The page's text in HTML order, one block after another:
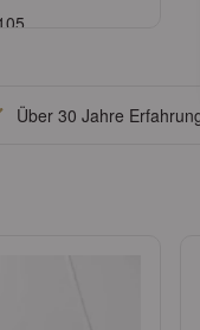
beantragen
Über 30 Jahre